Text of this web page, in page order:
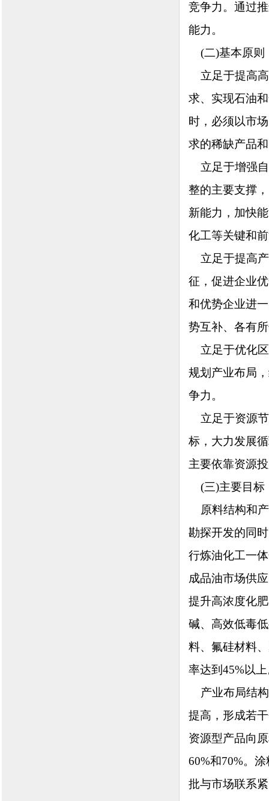
竞争力。通过
能力。
(二)基本原则
立足于提高高
求、实现石油
时，必须以市
求的稀缺产品
立足于增强自
整的主要支撑
新能力，加快
化工等关键和
立足于提高产
征，促进企业
和优势企业进
势互补、各有
立足于优化区
规划产业布局
争力。
立足于资源节
标，大力发展
主要依靠资源
(三)主要目标
原料结构和产
勘探开发的同
行炼油化工一
成品油市场供
提升高浓度化
碱、高效低毒
料、氟硅材料
率达到45%以
产业布局结构
提高，形成若
资源型产品向
60%和70%。
批与市场联系